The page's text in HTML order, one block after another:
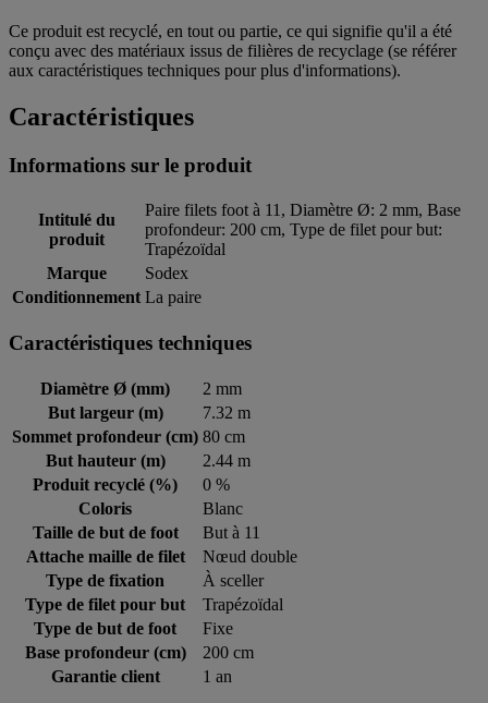
Ce produit est recyclé, en tout ou partie, ce qui signifie qu'il a été
conçu avec des matériaux issus de filières de recyclage (se référer
aux caractéristiques techniques pour plus d'informations).
Caractéristiques
Informations sur le produit
Intitulé du
produit
Paire filets foot à 11, Diamètre Ø: 2 mm, Base
profondeur: 200 cm, Type de filet pour but:
Trapézoïdal
Marque
Sodex
Conditionnement La paire
Caractéristiques techniques
Diamètre Ø (mm)
2 mm
But largeur (m)
7.32 m
Sommet profondeur (cm) 80 cm
But hauteur (m)
2.44 m
Produit recyclé (%)
0 %
Coloris
Blanc
Taille de but de foot
But à 11
Attache maille de filet
Nœud double
Type de fixation
À sceller
Type de filet pour but
Trapézoïdal
Type de but de foot
Fixe
Base profondeur (cm)
200 cm
Garantie client
1 an